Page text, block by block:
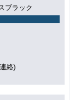
ブラック
絡)